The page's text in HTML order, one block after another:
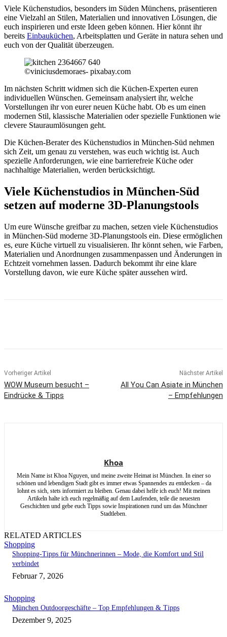
Viele Küchenstudios, besonders im Süden Münchens, präsentieren
eine Vielzahl an Stilen, Materialien und innovativen Lösungen, die
euch inspirieren und erste Ideen geben können. Hier könnt ihr
bereits Einbauküchen, Arbeitsplatten und Geräte in natura sehen und
euch von der Qualität überzeugen.
©viniciusdemoraes- pixabay.com
Im nächsten Schritt widmen sich die Küchen-Experten euren
individuellen Wünschen. Gemeinsam analysiert ihr, welche
Vorstellungen ihr von eurer neuen Küche habt. Ob es um einen
modernen Stil, klassische Materialien oder spezielle Funktionen wie
clevere Stauraumlösungen geht.
Die Küchen-Berater des Küchenstudios in München-Süd nehmen
sich Zeit, um genau zu verstehen, was euch wichtig ist. Auch
spezielle Anforderungen, wie eine barrierefreie Küche oder
nachhaltige Materialien, werden berücksichtigt.
Viele Küchenstudios in München-Süd
setzen auf moderne 3D-Planungstools
Um eure Wünsche greifbar zu machen, setzen viele Küchenstudios
in München-Süd moderne 3D-Planungstools ein. Diese ermöglichen
es, eure Küche virtuell zu visualisieren. Ihr könnt sehen, wie Farben,
Materialien und Anordnungen zusammenpassen und Änderungen in
Echtzeit vornehmen lassen. Dadurch bekommt ihr eine klare
Vorstellung davon, wie eure Küche später aussehen wird.
Vorheriger Artikel
WOW Museum besucht –
Eindrücke & Tipps
Nächster Artikel
All You Can Asiate in München
– Empfehlungen
Khoa
Mein Name ist Khoa Nguyen, und meine zweite Heimat ist München. In einer so
schönen und lebendigen Stadt gibt es immer etwas Spannendes zu entdecken – da
lohnt es sich, stets informiert zu bleiben. Genau dabei helfe ich euch! Mit meinen
Artikeln halte ich euch regelmäßig auf dem Laufenden, teile die neuesten
Geschichten und gebe euch Tipps sowie Inspirationen rund um das Münchner
Stadtleben.
RELATED ARTICLES
Shopping
Shopping-Tipps für Münchnerinnen – Mode, die Komfort und Stil
verbindet
Februar 7, 2026
Shopping
München Outdoorgeschäfte – Top Empfehlungen & Tipps
Dezember 9, 2025